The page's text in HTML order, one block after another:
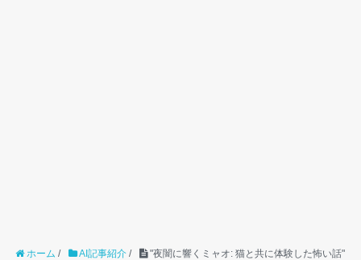
ホーム / AI記事紹介/ "夜闇に響くミャオ: 猫と共に体験した怖い話"